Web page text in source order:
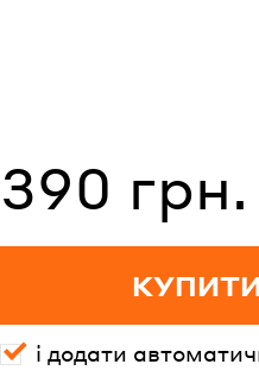
Вартість зі
390 грн.
і додати